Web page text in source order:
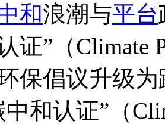
和浪潮与平台
证”（Climate
保倡议升级
和认证”（